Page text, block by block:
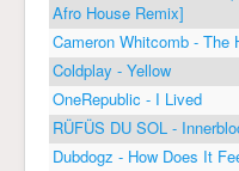
Afro House Remix]
Cameron Whitcomb - The
Coldplay - Yellow
OneRepublic - I Lived
RÜFÜS DU SOL -
Dubdogz - How Does It